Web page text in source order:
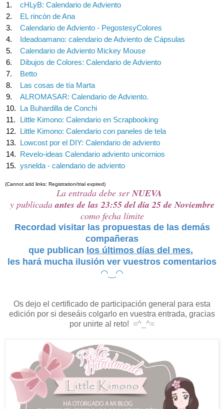
1.
cHLyB: Calendario de Adviento
2.
EL rincón de Ana
3.
Calendario de Adviento - PegostesyColores
4.
Ideadoamano: calendario de Adviento de Cápsulas
5.
Calendario de Adviento Mickey Mouse
6.
Dibujos de Colores: Calendario de Adviento
7.
Betto
8.
Las cosas de tía Marta
9.
ALROMASAR: Calendario de Adviento.
10. La Buhardilla de Conchi
11.
Little Kimono: Calendario en Scrapbooking
12. Little Kimono: Calendario con paneles de tela
13. Lowcost por el DIY: Calendario de adviento
14. Revelo-ideas Calendario adviento unicornios
15. ysnelda - calendario de adviento
(Cannot add links: Registration/trial expired)
La entrada debe serNUEVA
y publicadaantes de las 23:55 del día 25 de Noviembre
como fecha límite
Recordad visitar las propuestas de las demás
compañeras
que publican los últimos días del mes,
les hará mucha ilusión ver vuestros comentarios
◠‿◠
Os dejo el certificado de participación general para esta
edición por si deseáis colgarlo en vuestra entrada, gracias
por unirte al reto! =^_^=